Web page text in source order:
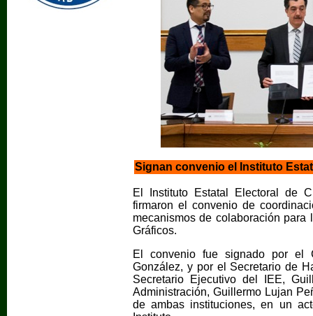
Signan convenio el Instituto
El Instituto Estatal Electoral de
firmaron el convenio de
mecanismos de colaboración
Gráficos.
El convenio fue signado por el
González, y por el Secretario de
Secretario Ejecutivo del IEE,
Administración, Guillermo Lujan
de ambas instituciones, en un